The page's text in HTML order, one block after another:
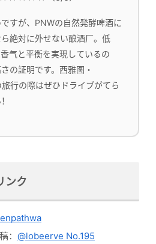
すが、PNWの自然発酵啤酒に
絶対に外せない酿酒厂。低
气と平衡を実現しているの
の証明です。西雅图・
行の際はぜひドライブがてら
ンク
： @lobeerve No.195